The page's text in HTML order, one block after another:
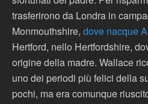
trasferirono da Londra in
Monmouthshire, dove nacque
Hertford, nello Hertfordshire,
origine della madre. Wallace
uno dei periodi più felici della
pochi, ma era comunque